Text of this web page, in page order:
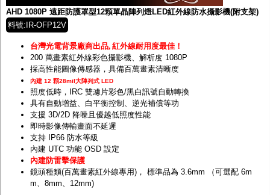
雜訊改善器
分配放大器
網路線用水晶頭
網路線
懶人線.同軸線.花線
線頭.插座.延長線.HDMI線
集線盒.防水盒.配線盒
變壓器.避雷器
轉接頭
偽裝嚇阻假監視器. 警示防盜貼紙
行車紀錄器.車用插座配件
電腦工業機殼
客訂商品
AHD 1080P 遠距防護罩型12顆單晶陣列燈LED紅外線防水攝影機(附支架)
料號:IR-OFP12V
台灣光電背景廠商出品, 紅外線耐用度最佳！
200 萬畫素紅外線彩色攝影機、解析度 1080P
採高性能圖像傳感器，具備百萬畫素清晰度
內建 12 顆28mil大陣列式 LED
照度低時，IRC 雙濾片彩色/黑白訊號自動轉換
具有自動增益、白平衡控制、逆光補償等功
支援 3D/2D 降噪且優越低照度性能
即時影像傳輸畫面不延遲
支持 IP66 防水等級
內建 UTC 功能 OSD 設定
內建防雷擊保護
鏡頭種類(百萬畫素紅外線專用)， 標準品為 3.6mm （可選配 6m
m、8mm、12mm)